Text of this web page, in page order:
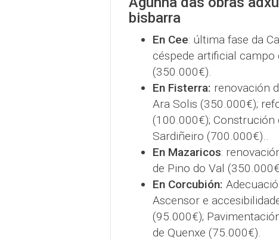
bisbarra
En Cee: última fase da
céspede artificial campo
(350.000€).
En Fisterra: renovación
Ara Solis (350.000€);
(100.000€); Construción
Sardiñeiro (700.000€)..
En Mazaricos:
de Pino do Val
En Corcubión:
Ascensor e
(95.000€);
de Quenxe (75.000€).